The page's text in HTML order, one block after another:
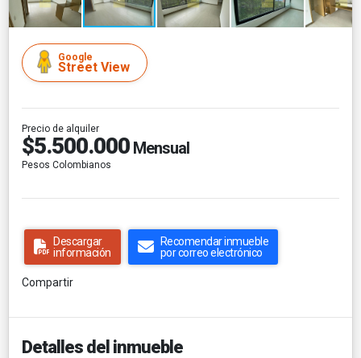
Google
Street View
Precio de alquiler
$5.500.000 Mensual
Pesos Colombianos
Descargar
información
Recomendar inmueble
por correo electrónico
Compartir
Detalles del inmueble